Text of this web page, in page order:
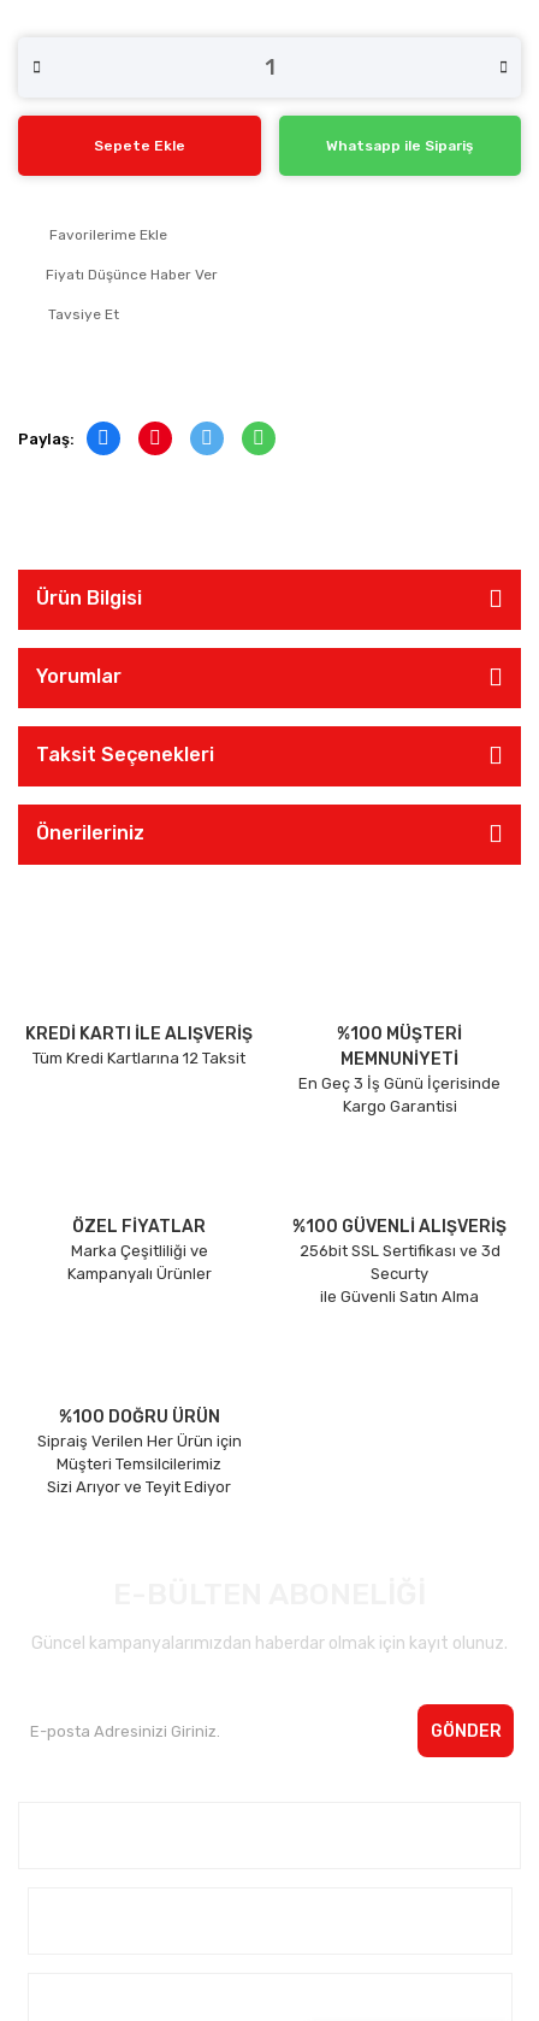
Sepete Ekle Whatsapp ile Sipariş
Fiyatı Düşünce Haber Ver
Tavsiye Et
Paylaş:
Ürün Bilgisi
Yorumlar
Taksit Seçenekleri
Önerileriniz
KREDİ KARTI İLE ALIŞVERİŞ
Tüm Kredi Kartlarına 12 Taksit
%100 MÜŞTERİ
MEMNUNİYETİ
En Geç 3 İş Günü İçerisinde
Kargo Garantisi
ÖZEL FİYATLAR
Marka Çeşitliliği ve
Kampanyalı Ürünler
%100 GÜVENLİ ALIŞVERİŞ
256bit SSL Sertifikası ve 3d
Securty
ile Güvenli Satın Alma
%100 DOĞRU ÜRÜN
Sipraiş Verilen Her Ürün için
Müşteri Temsilcilerimiz
Sizi Arıyor ve Teyit Ediyor
Güncel kampanyalarımızdan haberdar olmak için kayıt olunuz.
GÖNDER